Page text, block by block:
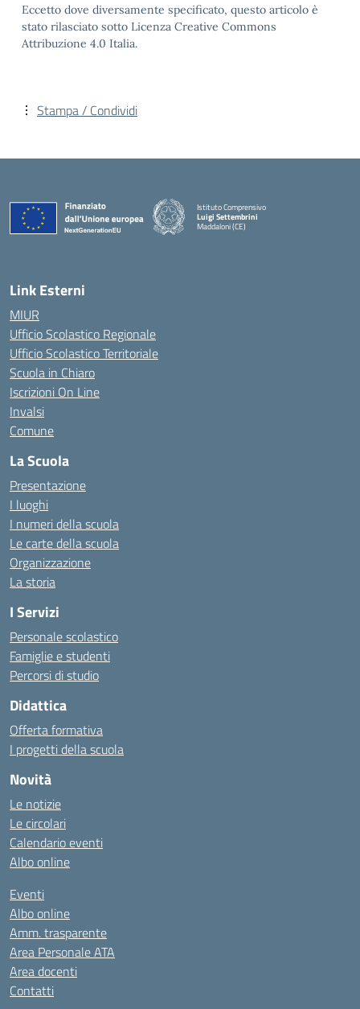
Eccetto dove diversamente specificato, questo articolo è
stato rilasciato sotto Licenza Creative Commons
Attribuzione 4.0 Italia.
Stampa / Condividi
Istituto Comprensivo
Luigi Settembrini
Maddaloni (CE)
Link Esterni
MIUR
Ufficio Scolastico Regionale
Ufficio Scolastico Territoriale
Scuola in Chiaro
Iscrizioni On Line
Invalsi
Comune
La Scuola
Presentazione
I luoghi
I numeri della scuola
Le carte della scuola
Organizzazione
La storia
I Servizi
Personale scolastico
Famiglie e studenti
Percorsi di studio
Didattica
Offerta formativa
I progetti della scuola
Novità
Le notizie
Le circolari
Calendario eventi
Albo online
Eventi
Albo online
Amm. trasparente
Area Personale ATA
Area docenti
Contatti